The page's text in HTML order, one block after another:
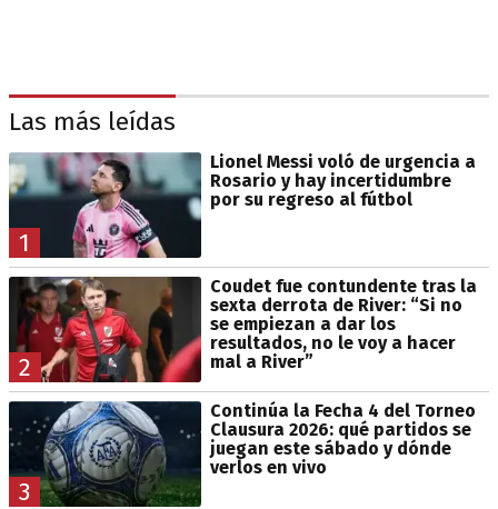
Las más leídas
1
Lionel Messi voló de urgencia a
Rosario y hay incertidumbre
por su regreso al fútbol
2
Coudet fue contundente tras la
sexta derrota de River: “Si no
se empiezan a dar los
resultados, no le voy a hacer
mal a River”
3
Continúa la Fecha 4 del Torneo
Clausura 2026: qué partidos se
juegan este sábado y dónde
verlos en vivo